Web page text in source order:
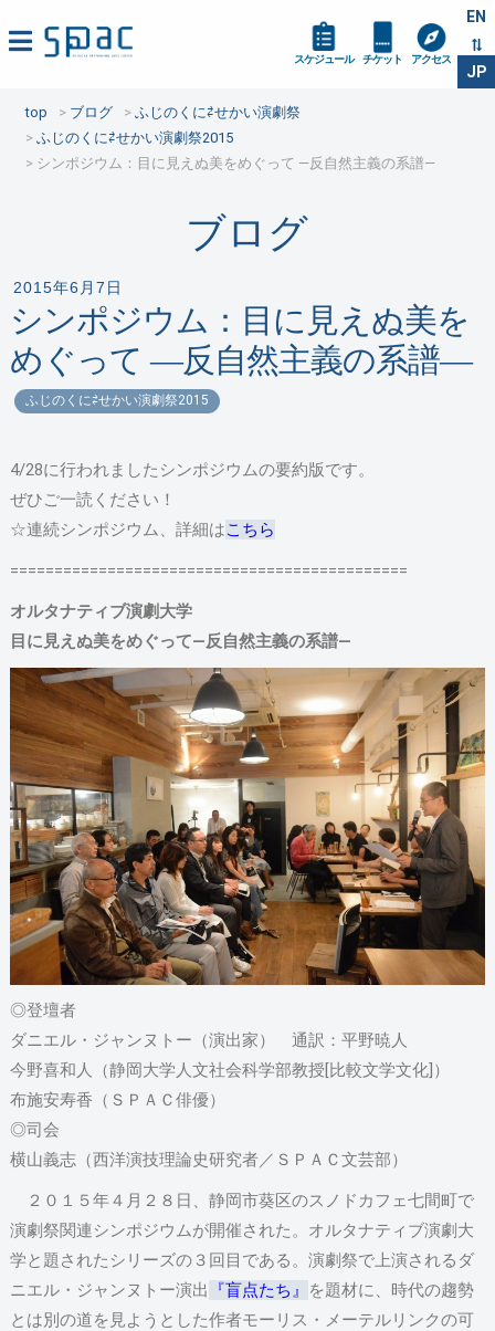
EN
JP
スケジュール チケット アクセス
top ブログ
ふじのくに⇄せかい演劇祭
ふじのくに⇄せかい演劇祭2015
シンポジウム：目に見えぬ美をめぐって ―反自然主義の系譜―
ブログ
2015年6月7日
シンポジウム：目に見えぬ美を
めぐって ―反自然主義の系譜―
ふじのくに⇄せかい演劇祭2015
4/28に行われましたシンポジウムの要約版です。
ぜひご一読ください！
☆連続シンポジウム、詳細はこちら
=============================================
オルタナティブ演劇大学
目に見えぬ美をめぐって―反自然主義の系譜―
◎登壇者
ダニエル・ジャンヌトー（演出家） 通訳：平野暁人
今野喜和人（静岡大学人文社会科学部教授[比較文学文化]）
布施安寿香（ＳＰＡＣ俳優）
◎司会
横山義志（西洋演技理論史研究者／ＳＰＡＣ文芸部）
２０１５年４月２８日、静岡市葵区のスノドカフェ七間町で
演劇祭関連シンポジウムが開催された。オルタナティブ演劇大
学と題されたシリーズの３回目である。演劇祭で上演されるダ
ニエル・ジャンヌトー演出
『盲点たち』
を題材に、時代の趨勢
とは別の道を見ようとした作者モーリス・メーテルリンクの可